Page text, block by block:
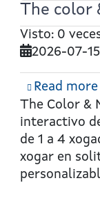
The color
Visto: 0
2026-07-15
Read more
The Color &
interactivo
de 1 a 4
xogar en